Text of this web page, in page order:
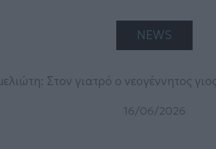
NEWS
Στον γιατρό ο νεογέννητος
16/06/2026